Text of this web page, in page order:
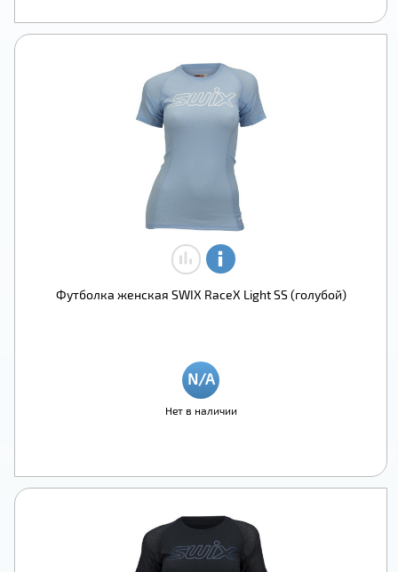
Футболка женская SWIX RaceX Light SS (голубой)
Нет в наличии